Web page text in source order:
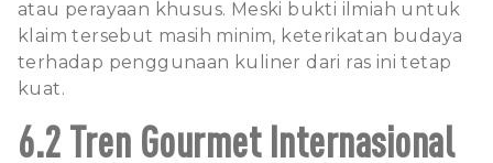
atau perayaan khusus. Meski bukti ilmiah untuk
klaim tersebut masih minim, keterikatan budaya
terhadap penggunaan kuliner dari ras ini tetap
kuat.
6.2 Tren Gourmet Internasional